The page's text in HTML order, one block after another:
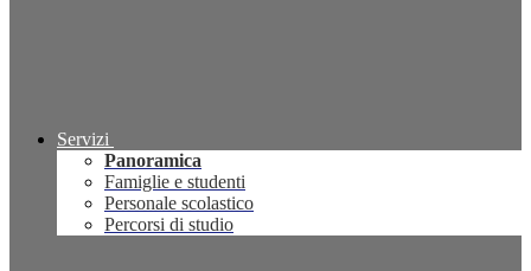
Servizi
Panoramica
Famiglie e studenti
Personale scolastico
Percorsi di studio